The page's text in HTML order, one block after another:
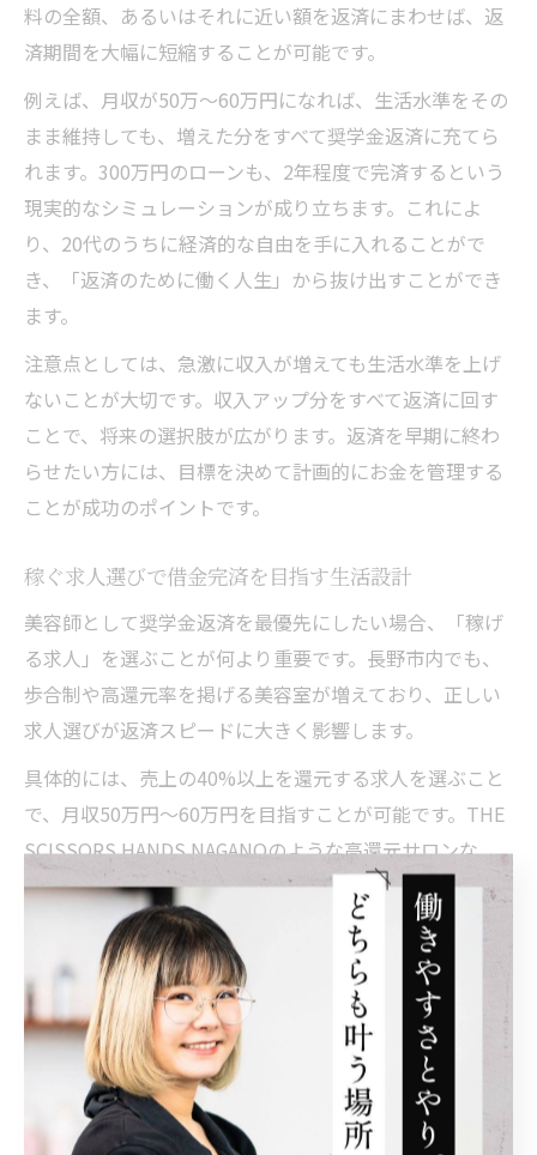
料の全額、あるいはそれに近い額を返済にまわせば、返
済期間を大幅に短縮することが可能です。
例えば、月収が50万〜60万円になれば、生活水準をその
まま維持しても、増えた分をすべて奨学金返済に充てら
れます。300万円のローンも、2年程度で完済するという
現実的なシミュレーションが成り立ちます。これによ
り、20代のうちに経済的な自由を手に入れることがで
き、「返済のために働く人生」から抜け出すことができ
ます。
注意点としては、急激に収入が増えても生活水準を上げ
ないことが大切です。収入アップ分をすべて返済に回す
ことで、将来の選択肢が広がります。返済を早期に終わ
らせたい方には、目標を決めて計画的にお金を管理する
ことが成功のポイントです。
稼ぐ求人選びで借金完済を目指す生活設計
美容師として奨学金返済を最優先にしたい場合、「稼げ
る求人」を選ぶことが何より重要です。長野市内でも、
歩合制や高還元率を掲げる美容室が増えており、正しい
求人選びが返済スピードに大きく影響します。
具体的には、売上の40%以上を還元する求人を選ぶこと
で、月収50万円〜60万円を目指すことが可能です。THE
SCISSORS HANDS NAGANOのような高還元サロンな
ら、がんばった分だけ収入に直結し、奨学金の早期完済
が現実となります。求人選びでは「歩合率」「集客力」
「労働環境」など、長期的な視点で複数の条件を比較し
ましょう。
生活設計のポイントは、増えた収入を無駄遣いせず返済
に集中させること。また、求人情報をしっかり調べ、面
接で具体的な給与シミュレーションを確認しましょう。
失敗例としては「条件だけ見て転職し、思ったほど稼げ